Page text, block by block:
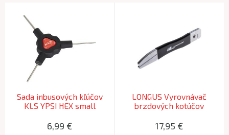
Sada inbusových kľúčov
KLS YPSI HEX small
6,99 €
LONGUS Vyrovnávač
brzdových kotúčov
17,95 €